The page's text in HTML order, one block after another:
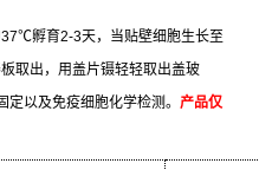
37℃孵育2-3天，当贴壁细胞生长至
取出，用盖片镊轻轻取出盖玻
以及免疫细胞化学检测。 产品仅